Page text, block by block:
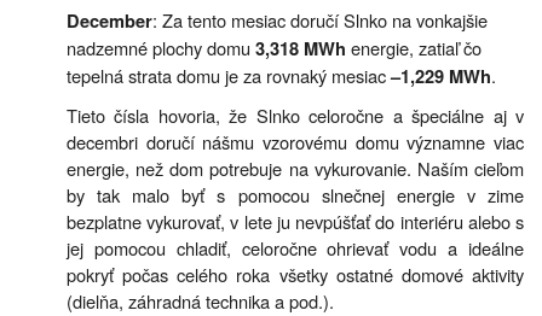
December: Za tento mesiac doručí Slnko na vonkajšie
nadzemné plochy domu 3,318 MWh energie, zatiaľ čo
tepelná strata domu je za rovnaký mesiac–1,229 MWh.
Tieto čísla hovoria, že Slnko celoročne a špeciálne aj v
decembri doručí nášmu vzorovému domu významne viac
energie, než dom potrebuje na vykurovanie. Naším cieľom
by tak malo byť s pomocou slnečnej energie v zime
bezplatne vykurovať, v lete ju nevpúšťať do interiéru alebo s
jej pomocou chladiť, celoročne ohrievať vodu a ideálne
pokryť počas celého roka všetky ostatné domové aktivity
(dielňa, záhradná technika a pod.).